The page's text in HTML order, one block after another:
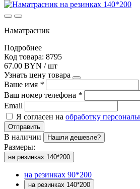
Наматрасник
Подробнее
Код товара: 8795
67.00 BYN / шт
Узнать цену товара
Ваше имя *
Ваш номер телефона *
Email
Я согласен на обработку
Отправить
В наличии Нашли дешевле?
Размеры:
на резинках 140*200
на резинках 90*200
на резинках 140*200